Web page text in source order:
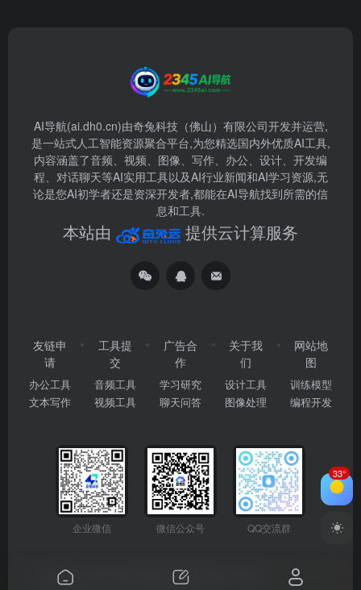
AI导航(ai.dh0.cn)由奇兔科技（佛山）有限公司开发并运营,
是一站式人工智能资源聚合平台,为您精选国内外优质AI工具,
内容涵盖了音频、视频、图像、写作、办公、设计、开发编
程、对话聊天等AI实用工具以及AI行业新闻和AI学习资源,无
论是您AI初学者还是资深开发者,都能在AI导航找到所需的信
息和工具.
本站由 提供云计算服务
友链申
请
办公工具
文本写作
工具提
交
音频工具
视频工具
广告合
作
学习研究
聊天问答
关于我
们
设计工具
图像处理
网站地
图
训练模型
编程开发
企业微信 微信公众号 QQ交流群
Copyright © 2026 粤ICP备2024177666号
33°